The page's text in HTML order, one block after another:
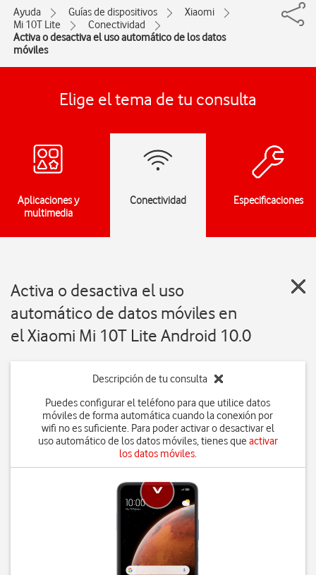
Ayuda Guías de dispositivos
Xiaomi
Mi 10T Lite
Conectividad
Activa o desactiva el uso automático de los datos
móviles
Elige el tema de tu consulta
Aplicaciones y
multimedia
Conectividad Especificaciones
Activa o desactiva el uso
automático de datos móviles en
el Xiaomi Mi 10T Lite Android 10.0
Descripción de tu consulta
Puedes configurar el teléfono para que utilice datos
móviles de forma automática cuando la conexión por
wifi no es suficiente. Para poder activar o desactivar el
uso automático de los datos móviles, tienes que activar
los datos móviles.